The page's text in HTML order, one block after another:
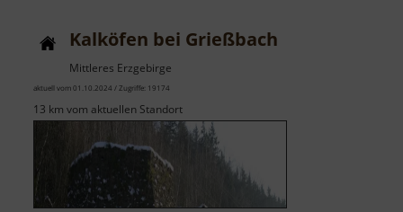
Kalköfen bei Grießbach
Mittleres Erzgebirge
aktuell vom 01.10.2024 / Zugriffe: 19174
13 km vom aktuellen Standort